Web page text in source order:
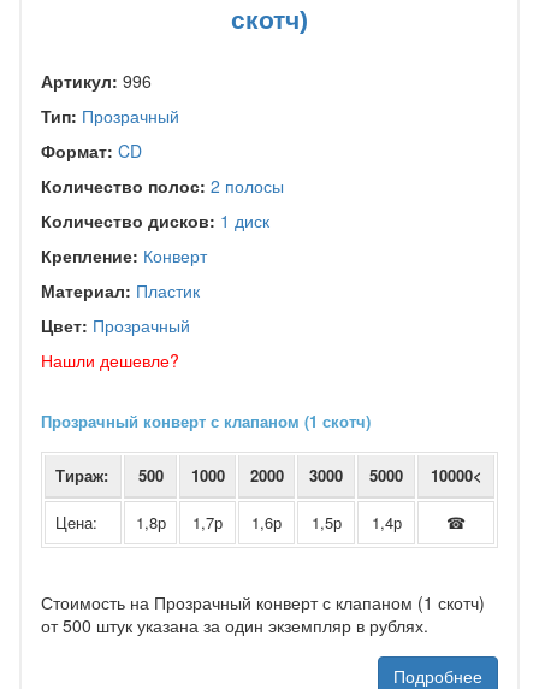
скотч)
Артикул: 996
Тип: Прозрачный
Формат: CD
Количество полос: 2 полосы
Количество дисков: 1 диск
Крепление: Конверт
Материал: Пластик
Цвет: Прозрачный
Нашли дешевле?
Прозрачный конверт с клапаном (1 скотч)
Тираж: 500 1000 2000 3000 5000 10000<
Цена: 1,8р 1,7р 1,6р 1,5р 1,4р ☎
Стоимость на Прозрачный конверт с клапаном (1 скотч)
от 500 штук указана за один экземпляр в рублях.
Подробнее